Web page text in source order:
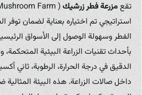
تقعمزرعة فطر زرشيك
استراتيجي تم اختياره بعناية لضمان توفر
الفطر وسهولة الوصول إلى الأسواق
بأحداث تقنيات الزراعة البيئية المتحكمة،
الدقيق في درجة الحرارة، الرطوبة، ثاني
داخل صالات الزراعة. هذه البيئة المثالية